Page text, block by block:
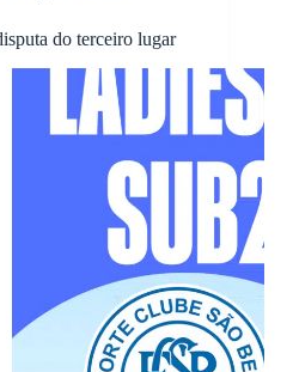
do terceiro lugar